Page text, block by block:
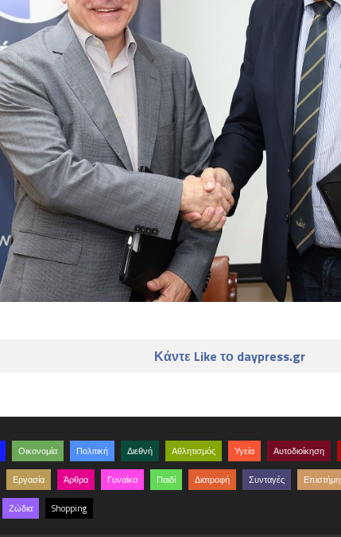
Κάντε Like το daypress.gr
Οικονομία Πολιτική Διεθνή Αθλητισμός Υγεία Αυτοδιοίκηση
Εργασία Άρθρα Γυναίκα Παιδί Διατροφή Συνταγές Επιστήμη
Ζώδια Shopping